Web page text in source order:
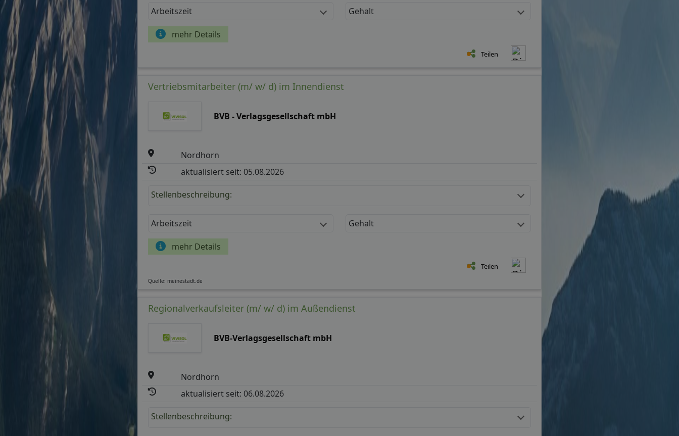
Arbeitszeit Gehalt
mehr Details
Teilen
Vertriebsmitarbeiter (m/ w/ d) im Innendienst
BVB - Verlagsgesellschaft mbH
Nordhorn
aktualisiert seit: 05.08.2026
Stellenbeschreibung:
Arbeitszeit Gehalt
mehr Details
Teilen
Quelle: meinestadt.de
Regionalverkaufsleiter (m/ w/ d) im Außendienst
BVB-Verlagsgesellschaft mbH
Nordhorn
aktualisiert seit: 06.08.2026
Stellenbeschreibung: